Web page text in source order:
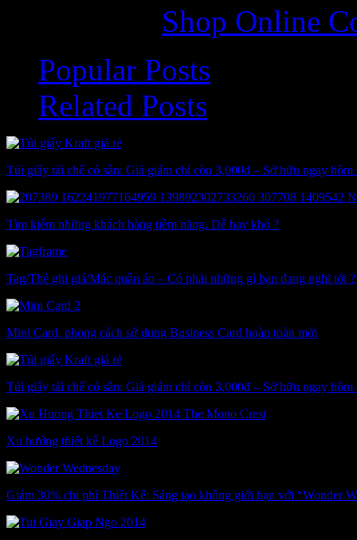
Shop Online
Popular Posts
Related Posts
Túi giấy tái chế có sẵn: Giá giảm chỉ còn 3,000đ – Sở hữu ngay
Tìm kiếm những khách hàng tiềm năng. Dễ hay khó ?
Tag/Thẻ ghi giá/Mác quần áo – Có phải những gì bạn đang nghĩ tới ?
Mini Card, phong cách sử dụng Business Card hoàn toàn mới
Túi giấy tái chế có sẵn: Giá giảm chỉ còn 3,000đ – Sở hữu ngay
Xu hướng thiết kế Logo 2014
Giảm 30% chi phí Thiết Kế: Sáng tạo không giới hạn với “Wonder